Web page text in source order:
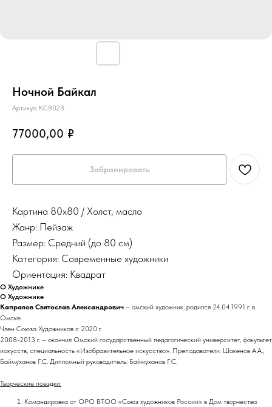
Ночной Байкал
Артикул: КСВ028
77000,00 ₽
Забронировать
Картина 80х80 / Холст, масло
Жанр: Пейзаж
Размер: Средний (до 80 см)
Категория: Современные художники
Ориентация: Квадрат
О Художнике
О Художнике
Капралов Святослав Александрович – омский художник, родился 24.04.1991 г. в
Омске.
Член Союза Художников с 2020 г.
2008-2013 г. – окончил Омский государственный педагогический университет, факультет
искусств, специальность «Изобразительное искусство». Преподаватели: Шакенов А.А.,
Баймуханов Г.С. Дипломный руководитель: Баймуханов Г.С.
Творческие поездки:
Командировка от ОРО ВТОО «Союз художников России» в Дом творчества